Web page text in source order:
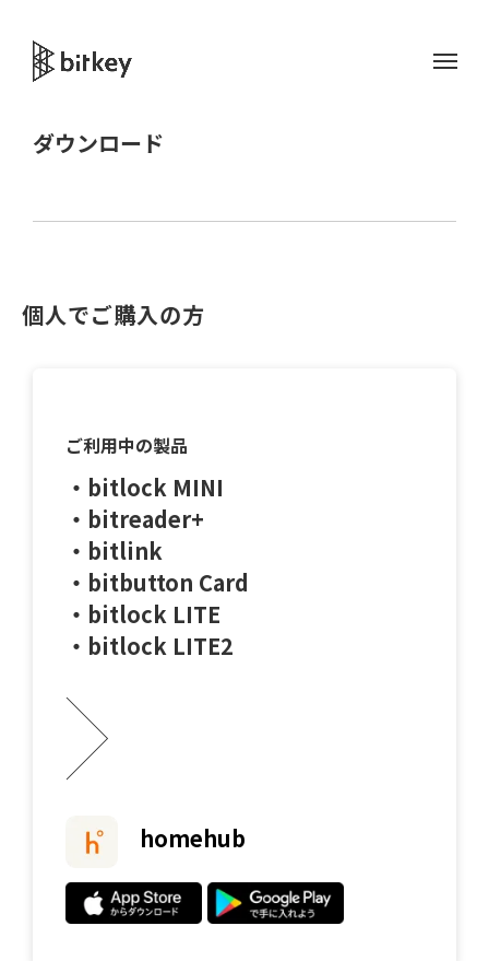
ダウンロード
個人でご購入の方
ご利用中の製品
・bitlock MINI
・bitreader+
・bitlink
・bitbutton Card
・bitlock LITE
・bitlock LITE2
homehub